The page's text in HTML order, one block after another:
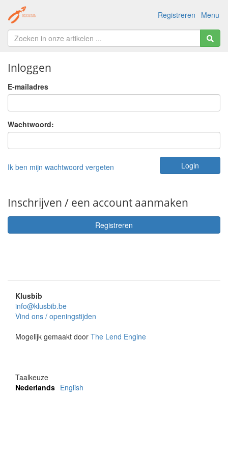
Menu
Registreren
Inloggen
E-mailadres
Wachtwoord:
Ik ben mijn wachtwoord vergeten
Inschrijven / een account aanmaken
Registreren
Klusbib
info@klusbib.be
Vind ons / openingstijden
Mogelijk gemaakt door The Lend Engine
Taalkeuze
Nederlands English